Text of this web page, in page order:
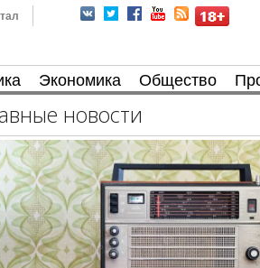
Экономика Общество
новости